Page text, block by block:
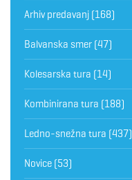
Arhiv predavanj (168)
Balvanska smer (47)
Kolesarska tura (14)
Kombinirana tura (188)
Ledno-snežna tura (437)
Novice (53)